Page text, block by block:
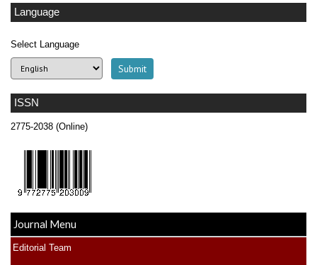
ISSN
2775-2038 (Online)
Journal Menu
Editorial Team
Language
Select Language